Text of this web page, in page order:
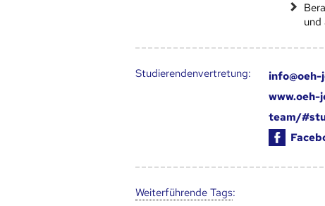
und
Studierendenvertretung:
team/
Weiter­führende Tags: